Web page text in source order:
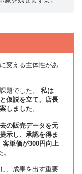
変える主体性があ
題でした。 私は
仮説を立て、店長
しました。
の販売データを元
示し、承認を得ま
客単価が300円向上
。
、成果を出す重要